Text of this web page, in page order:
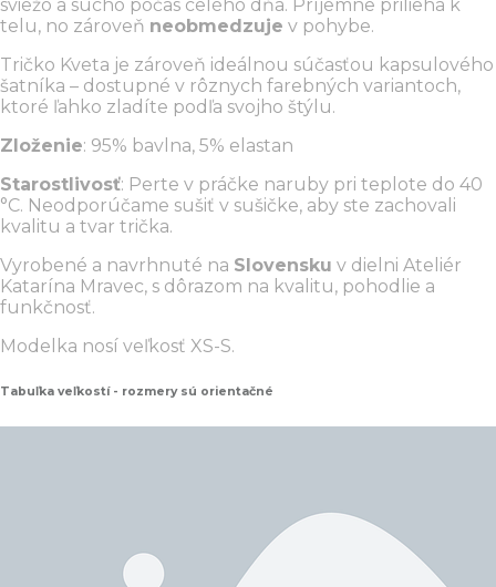
sviežo a sucho počas celého dňa. Príjemne prilieha k
telu, no zároveň neobmedzuje v pohybe.
Tričko Kveta je zároveň ideálnou súčasťou kapsulového
šatníka – dostupné v rôznych farebných variantoch,
ktoré ľahko zladíte podľa svojho štýlu.
Zloženie: 95% bavlna, 5% elastan
Starostlivosť: Perte v práčke naruby pri teplote do 40
°C. Neodporúčame sušiť v sušičke, aby ste zachovali
kvalitu a tvar trička.
Vyrobené a navrhnuté na Slovensku v dielni Ateliér
Katarína Mravec, s dôrazom na kvalitu, pohodlie a
funkčnosť.
Modelka nosí veľkosť XS-S.
Tabuľka veľkostí - rozmery sú orientačné